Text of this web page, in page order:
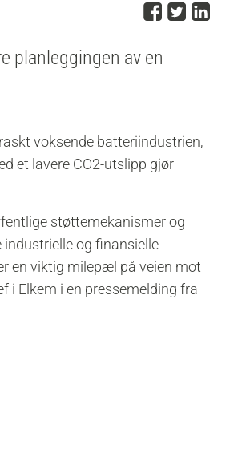
Del på
Del
planleggingen av en
voksende batteriindustrien,
et lavere CO2-utslipp gjør
støttemekanismer og
og finansielle
en viktig milepæl på veien mot
i Elkem i en pressemelding fra